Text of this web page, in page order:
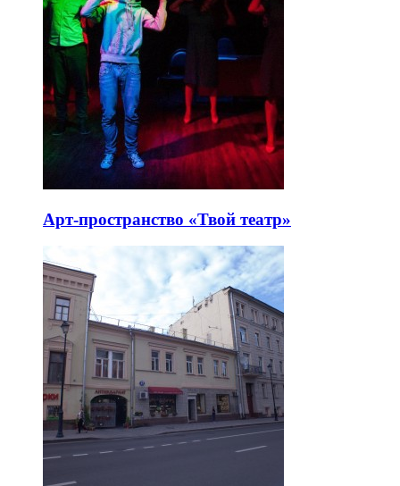
Арт-пространство «Твой театр»